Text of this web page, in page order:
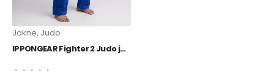
Jakne, Judo
IPPONGEAR Fighter 2 Judo jakna plavi